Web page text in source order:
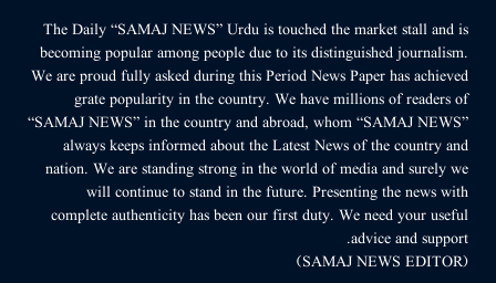
The Daily “SAMAJ NEWS” Urdu is touched the market stall and is
becoming popular among people due to its distinguished journalism.
We are proud fully asked during this Period News Paper has achieved
grate popularity in the country. We have millions of readers of
“SAMAJ NEWS” in the country and abroad, whom “SAMAJ NEWS”
always keeps informed about the Latest News of the country and
nation. We are standing strong in the world of media and surely we
will continue to stand in the future. Presenting the news with
complete authenticity has been our first duty. We need your useful
advice and support.
(SAMAJ NEWS EDITOR)